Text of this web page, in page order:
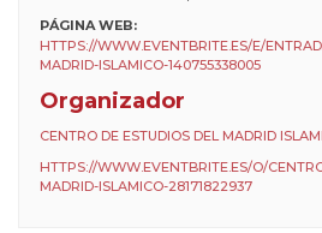
PÁGINA WEB:
HTTPS://WWW.EVENTBRITE.ES/E/
MADRID-ISLAMICO-140755338005
Organizador
CENTRO DE ESTUDIOS DEL MADRID
HTTPS://WWW.EVENTBRITE.ES/O/
MADRID-ISLAMICO-28171822937